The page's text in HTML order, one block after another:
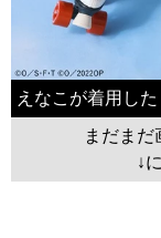
えなこが着用し
まだまだ
↓